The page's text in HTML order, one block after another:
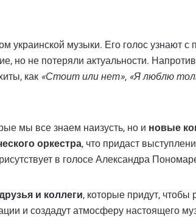
музыки. Его голос узнают
но не потеряли актуальности.
как «Стоит или нет», «Я люблю
мы все знаем наизусть, но и новые
оркестра, что придаст
в голосе Александра
и коллеги, которые придут, чтобы
и создадут атмосферу настоящего